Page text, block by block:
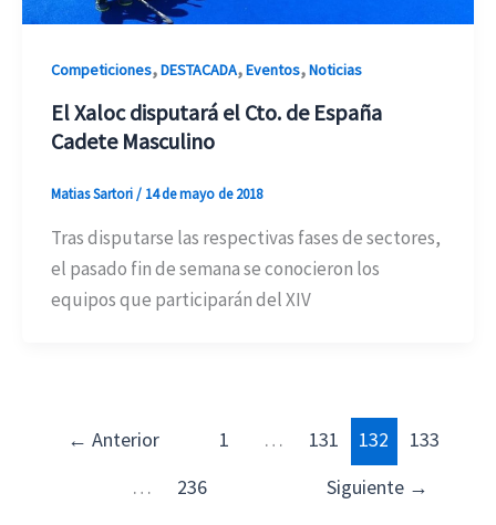
Competiciones,DESTACADA,Eventos,Noticias
El Xaloc disputará el Cto. de España
Cadete Masculino
Matias Sartori/ 14 de mayo de 2018
Tras disputarse las respectivas fases de sectores,
el pasado fin de semana se conocieron los
equipos que participarán del XIV
← Anterior 1 … 131 132
133
…
236 Siguiente →